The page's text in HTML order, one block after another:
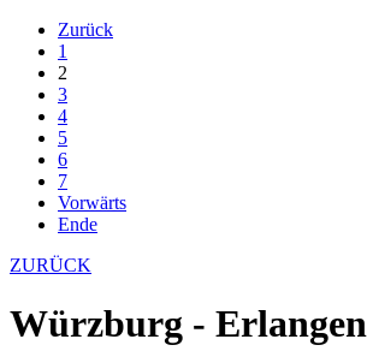
Zurück
1
2
3
4
5
6
7
Vorwärts
Ende
ZURÜCK
Würzburg - Erlangen